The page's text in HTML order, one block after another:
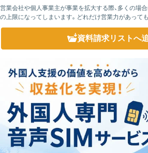
営業会社や個人事業主が事業を拡大する際、多くの場
の上限になってしまいます。どれだけ営業力があって
資料請求リストへ